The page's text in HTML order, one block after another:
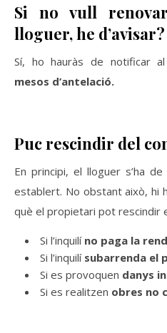
Si no vull
lloguer, he d’avisar?
Sí, ho hauràs de notificar
mesos d’antelació.
Puc rescindir del
En principi, el lloguer s’ha
establert. No obstant això, hi
què el propietari pot rescindir
Si l’inquilí no paga la
Si l’inquilí subarrenda el
Si es provoquen danys
Si es realitzen obres no